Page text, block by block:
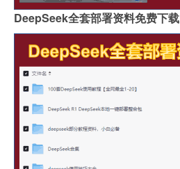
DeepSeek全套部署资料免费下载